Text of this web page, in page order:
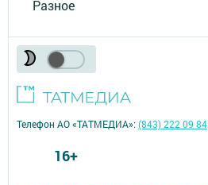
Разное
Телефон АО «ТАТМЕДИА»:(843) 222 09 84
16+